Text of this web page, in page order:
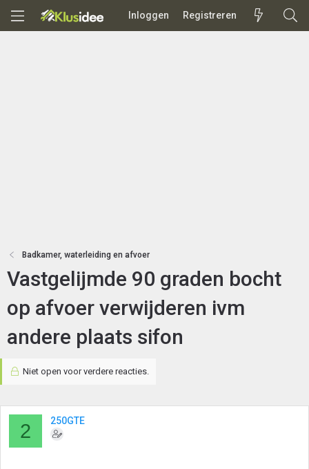
Inloggen Registreren
Badkamer, waterleiding en afvoer
Vastgelijmde 90 graden bocht
op afvoer verwijderen ivm
andere plaats sifon
Niet open voor verdere reacties.
2 250GTE